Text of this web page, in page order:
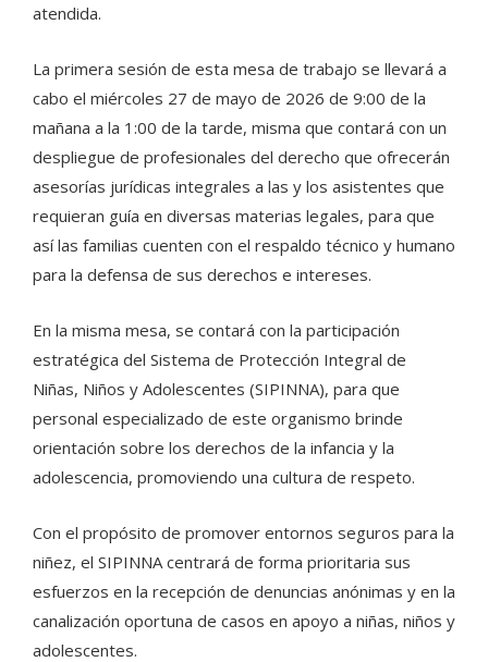
atendida.
La primera sesión de esta mesa de trabajo se llevará a
cabo el miércoles 27 de mayo de 2026 de 9:00 de la
mañana a la 1:00 de la tarde, misma que contará con un
despliegue de profesionales del derecho que ofrecerán
asesorías jurídicas integrales a las y los asistentes que
requieran guía en diversas materias legales, para que
así las familias cuenten con el respaldo técnico y humano
para la defensa de sus derechos e intereses.
En la misma mesa, se contará con la participación
estratégica del Sistema de Protección Integral de
Niñas, Niños y Adolescentes (SIPINNA), para que
personal especializado de este organismo brinde
orientación sobre los derechos de la infancia y la
adolescencia, promoviendo una cultura de respeto.
Con el propósito de promover entornos seguros para la
niñez, el SIPINNA centrará de forma prioritaria sus
esfuerzos en la recepción de denuncias anónimas y en la
canalización oportuna de casos en apoyo a niñas, niños y
adolescentes.